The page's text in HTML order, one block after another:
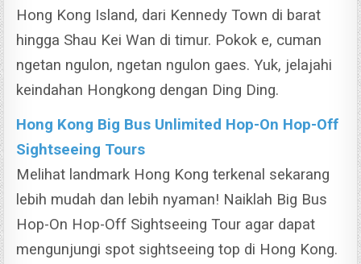
Hong Kong Island, dari Kennedy Town di barat
hingga Shau Kei Wan di timur. Pokok e, cuman
ngetan ngulon, ngetan ngulon gaes. Yuk, jelajahi
keindahan Hongkong dengan Ding Ding.
Hong Kong Big Bus Unlimited Hop-On Hop-Off
Sightseeing Tours
Melihat landmark Hong Kong terkenal sekarang
lebih mudah dan lebih nyaman! Naiklah Big Bus
Hop-On Hop-Off Sightseeing Tour agar dapat
mengunjungi spot sightseeing top di Hong Kong.